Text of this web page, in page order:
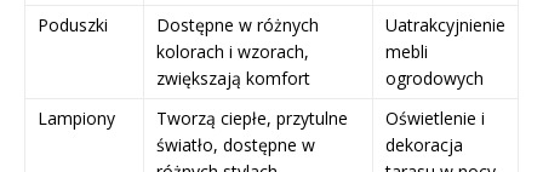
Poduszki
Dostępne w różnych
kolorach i wzorach,
zwiększają komfort
Uatrakcyjnienie
mebli
ogrodowych
Lampiony
Tworzą ciepłe, przytulne
światło, dostępne w
Oświetlenie i
dekoracja